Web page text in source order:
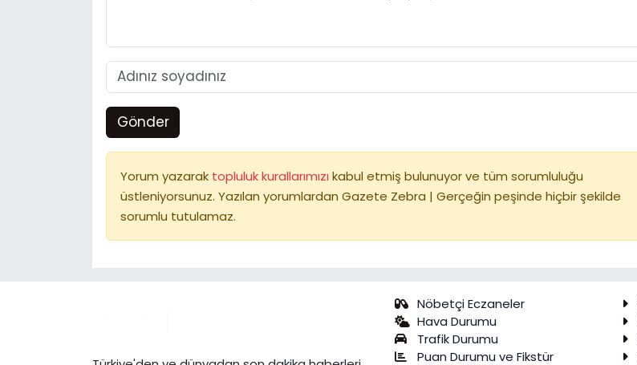
Gönder
Yorum yazarak topluluk kurallarımızı kabul etmiş bulunuyor ve tüm sorumluluğu
üstleniyorsunuz. Yazılan yorumlardan Gazete Zebra | Gerçeğin peşinde hiçbir şekilde
sorumlu tutulamaz.
Nöbetçi Eczaneler
Hava Durumu
Trafik Durumu
Puan Durumu ve Fikstür